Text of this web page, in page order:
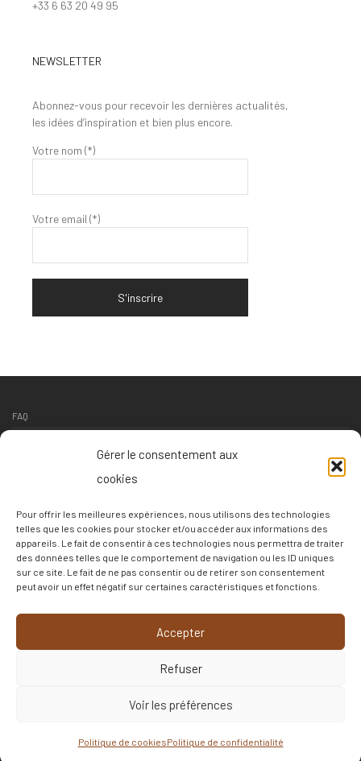
Gérer le consentement aux
cookies
Pour offrir les meilleures expériences, nous utilisons des technologies
telles que les cookies pour stocker et/ou accéder aux informations des
appareils. Le fait de consentir à ces technologies nous permettra de traiter
des données telles que le comportement de navigation ou les ID uniques
sur ce site. Le fait de ne pas consentir ou de retirer son consentement
peut avoir un effet négatif sur certaines caractéristiques et fonctions.
Accepter
Refuser
Voir les préférences
Politique de cookiesPolitique de confidentialité
+33 6 63 20 49 95
NEWSLETTER
Abonnez-vous pour recevoir les dernières actualités,
les idées d’inspiration et bien plus encore.
Votre nom (*)
Votre email (*)
FAQ
Conditions de retour
Politique de confidentialité
Politique de cookies